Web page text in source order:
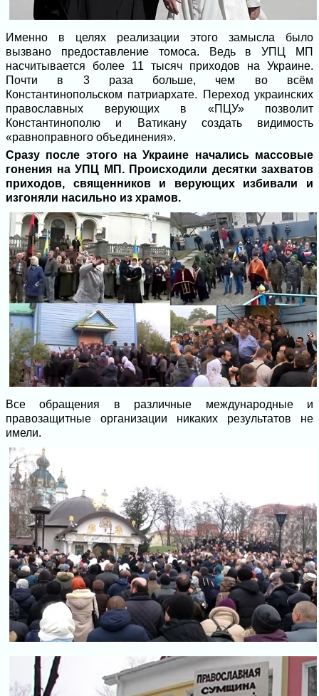
Именно в целях реализации этого замысла было
вызвано предоставление томоса. Ведь в УПЦ МП
насчитывается более 11 тысяч приходов на Украине.
Почти в 3 раза больше, чем во всём
Константинопольском патриархате. Переход украинских
православных верующих в «ПЦУ» позволит
Константинополю и Ватикану создать видимость
«равноправного объединения».
Сразу после этого на Украине начались массовые
гонения на УПЦ МП. Происходили десятки захватов
приходов, священников и верующих избивали и
изгоняли насильно из храмов.
Все обращения в различные международные и
правозащитные организации никаких результатов не
имели.